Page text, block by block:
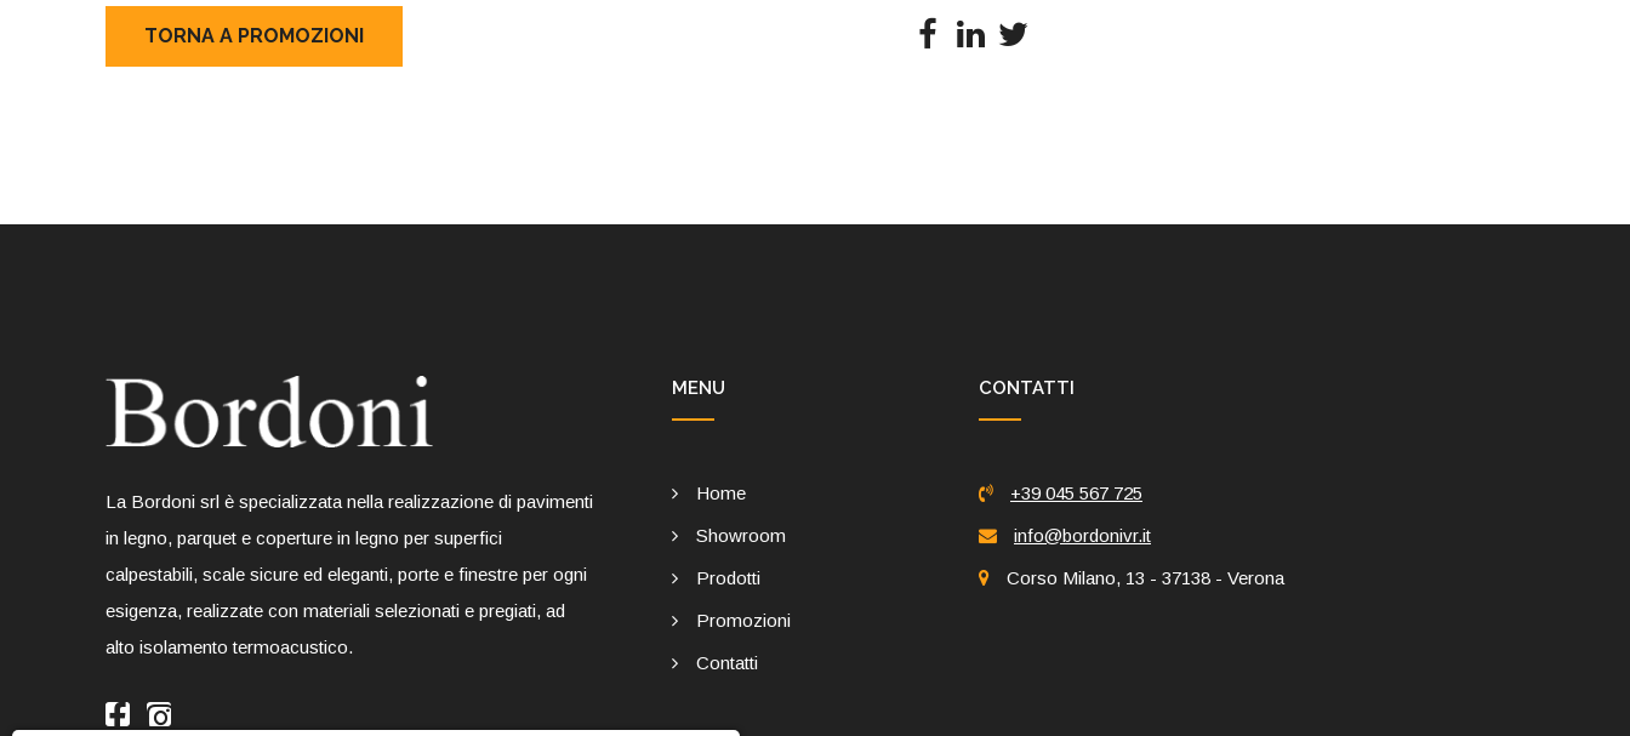
TORNA A PROMOZIONI
La Bordoni srl è specializzata nella realizzazione di pavimenti
in legno, parquet e coperture in legno per superfici
calpestabili, scale sicure ed eleganti, porte e finestre per ogni
esigenza, realizzate con materiali selezionati e pregiati, ad
alto isolamento termoacustico.
MENU
Home
Showroom
Prodotti
Promozioni
Contatti
CONTATTI
+39 045 567 725
info@bordonivr.it
Corso Milano, 13 - 37138 - Verona